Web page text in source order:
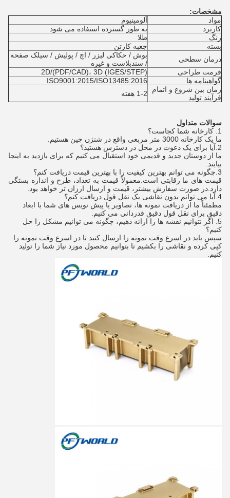
مشخصات:
مواد
آلومینیوم
کاربرد
به طور گسترده استفاده می شود
رنگ
طلا
بسته
جعبه کارتن
درمان سطحی
بوش / حکاکی لیزر / اچ / پولیش / سیلک صفحه
/ سندبلاست و غیره
فرمت طراحی
2D/(PDF/CAD)، 3D (IGES/STEP)
گواهینامه ها
ISO9001:2015/ISO13485:2016
زمان بین شروع و اتمام
فرآیند تولید
1-2 هفته
سوالات متداول
1. کارخانه شما کجاست؟
ما یک کارخانه 3000 متر مربعی واقع در شنژن چین هستیم.
2. آیا برای یک دعوت در محل در دسترس هستید؟
ما از دوستان جدید و قدیمی خود استقبال می کنیم که برای بازدید به اینجا
بیایند.
3. چگونه می توانم بهترین کیفیت را با بهترین قیمت دریافت کنم؟
قیمت های ما رقابتی است.معمولاً قیمت به تعداد، طرح و اندازه بستگی
دارد.در صورت سفارش بیشتر، قیمت و ارسال ارزان تر خواهد بود.
4. آیا می توانم بدون نقاشی یک نقل قول دریافت کنم؟
مطمئناً ما از دریافت نمونه ها، تصاویر یا پیش نویس های شما با ابعاد
دقیق برای نقل قول دقیق قدردانی می کنیم.
5. اگر نتوانیم نقشه ها را ارائه دهیم، چگونه می توانیم مشکل را حل
کنیم؟
سپس باید در اسرع وقت نمونه را ارسال کنید تا در اسرع وقت نمونه را
کپی کرده و نقاشی را بکشیم تا بتوانیم محصول مورد نیاز شما را تولید
کنیم.